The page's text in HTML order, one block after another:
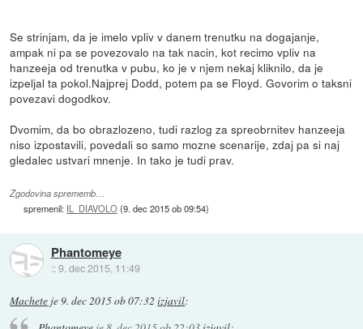
Se strinjam, da je imelo vpliv v danem trenutku na dogajanje,
ampak ni pa se povezovalo na tak nacin, kot recimo vpliv na
hanzeeja od trenutka v pubu, ko je v njem nekaj kliknilo, da je
izpeljal ta pokol.Najprej Dodd, potem pa se Floyd. Govorim o taksni
povezavi dogodkov.
Dvomim, da bo obrazlozeno, tudi razlog za spreobrnitev hanzeeja
niso izpostavili, povedali so samo mozne scenarije, zdaj pa si naj
gledalec ustvari mnenje. In tako je tudi prav.
Zgodovina sprememb…
spremenil: IL_DIAVOLO(9. dec 2015 ob 09:54)
Phantomeye
::9. dec 2015, 11:49
Machete je9. dec 2015 ob 07:32 izjavil: